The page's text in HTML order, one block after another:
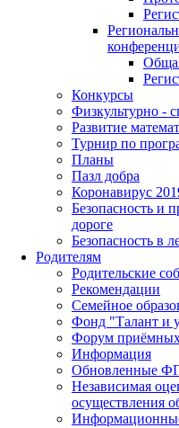
Конкурсы
Физкультурно -
Развитие
Турнир по
Планы
Пазл добра
Коронавирус
Безопасность и
дороге
Безопасность в
Родителям
Родительские
Рекомендации
Семейное
Фонд "Талант и
Форум приёмных
Информация
Обновленные
Независимая
осуществления